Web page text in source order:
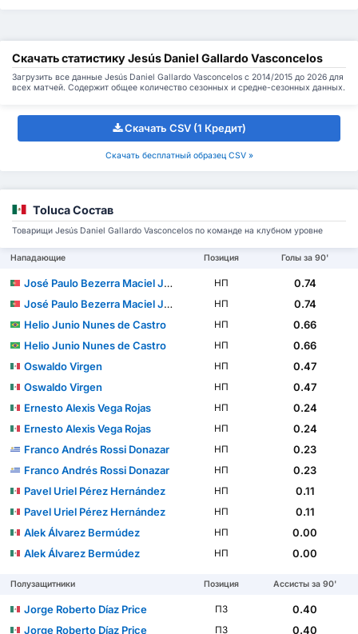
Скачать статистику Jesús Daniel Gallardo Vasconcelos
Загрузить все данные Jesús Daniel Gallardo Vasconcelos с 2014/2015 до 2026 для
всех матчей. Содержит общее количество сезонных и средне-сезонных данных.
Скачать CSV (1 Кредит)
Скачать бесплатный образец CSV »
Toluca Состав
Товарищи Jesús Daniel Gallardo Vasconcelos по команде на клубном уровне
Нападающие Позиция Голы за 90'
José Paulo Bezerra Maciel Júnior НП
0.74
José Paulo Bezerra Maciel Júnior
НП
0.74
Helio Junio Nunes de Castro
НП
0.66
Helio Junio Nunes de Castro
НП
0.66
Oswaldo Virgen
НП
0.47
Oswaldo Virgen
НП
0.47
Ernesto Alexis Vega Rojas
НП
0.24
Ernesto Alexis Vega Rojas
НП
0.24
Franco Andrés Rossi Donazar
НП
0.23
Franco Andrés Rossi Donazar
НП
0.23
Pavel Uriel Pérez Hernández
НП
0.11
Pavel Uriel Pérez Hernández
НП
0.11
Alek Álvarez Bermúdez
НП
0.00
Alek Álvarez Bermúdez
НП 0.00
Полузащитники Позиция Ассисты за 90'
Jorge Roberto Díaz Price ПЗ
0.40
Jorge Roberto Díaz Price
ПЗ 0.40